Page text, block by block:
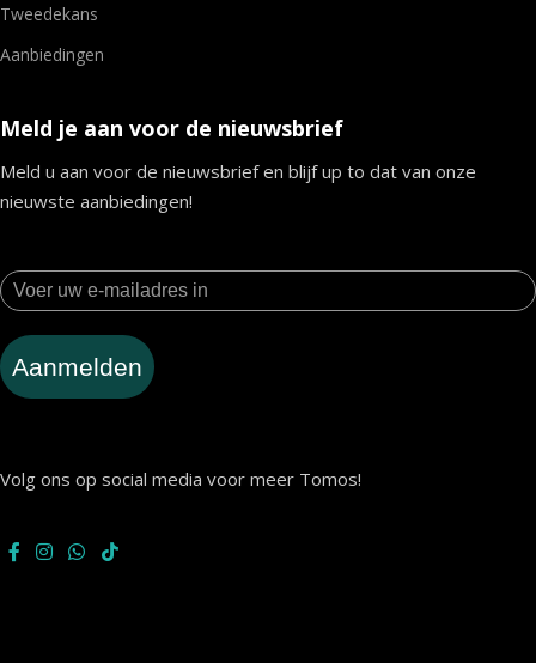
Tweedekans
Aanbiedingen
Meld je aan voor de nieuwsbrief
Meld u aan voor de nieuwsbrief en blijf up to dat van onze
nieuwste aanbiedingen!
Aanmelden
Volg ons op social media voor meer Tomos!